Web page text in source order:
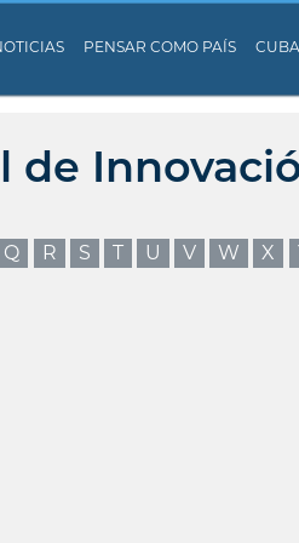
PENSAR COMO PAÍS
de
Q R S T U V W X